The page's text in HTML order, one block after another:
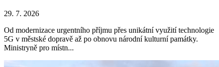
29. 7. 2026
Od modernizace urgentního příjmu přes unikátní využití technologie
5G v městské dopravě až po obnovu národní kulturní památky.
Ministryně pro místn...